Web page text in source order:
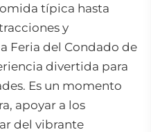
típica hasta
y
Feria del Condado de
divertida para
Es un momento
apoyar a los
del vibrante